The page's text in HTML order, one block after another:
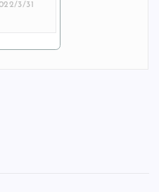
3/31